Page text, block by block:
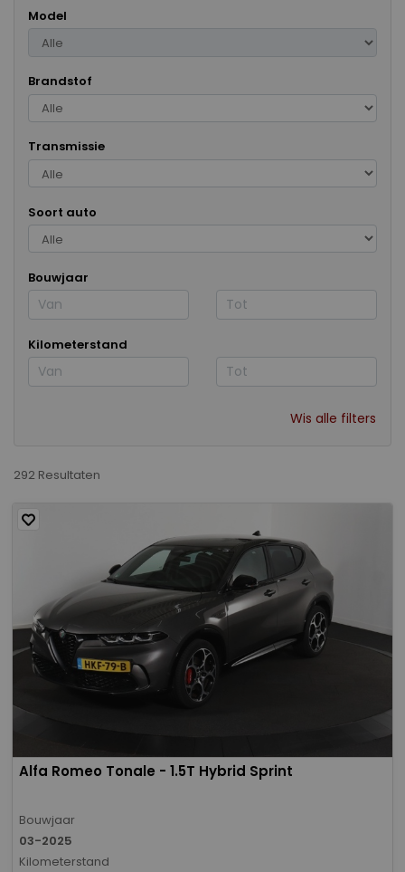
Model
Brandstof
Transmissie
Soort auto
Bouwjaar
Kilometerstand
Wis alle filters
292 Resultaten
Alfa Romeo Tonale - 1.5T Hybrid Sprint
Bouwjaar
03-2025
Kilometerstand